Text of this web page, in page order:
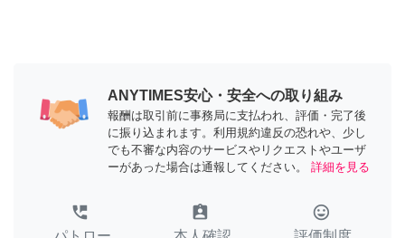
ANYTIMES安心・安全への取り組み
報酬は取引前に事務局に支払われ、評価・完了後
に振り込まれます。利用規約違反の恐れや、少し
でも不審な内容のサービスやリクエストやユーザ
ーがあった場合は通報してください。
詳細を見る
perm_phone_msg assignment_ind tag_faces